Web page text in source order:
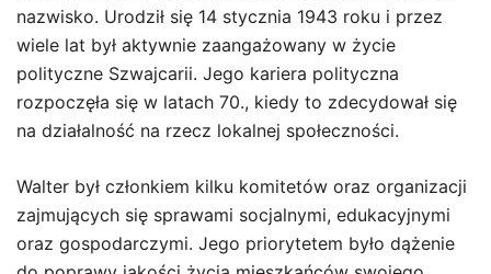
nazwisko. Urodził się 14 stycznia 1943 roku i przez
wiele lat był aktywnie zaangażowany w życie
polityczne Szwajcarii. Jego kariera polityczna
rozpoczęła się w latach 70., kiedy to zdecydował się
na działalność na rzecz lokalnej społeczności.
Walter był członkiem kilku komitetów oraz organizacji
zajmujących się sprawami socjalnymi, edukacyjnymi
oraz gospodarczymi. Jego priorytetem było dążenie